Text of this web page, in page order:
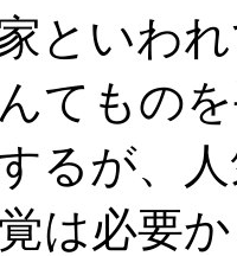
といわ
てもの
るが、
は必要